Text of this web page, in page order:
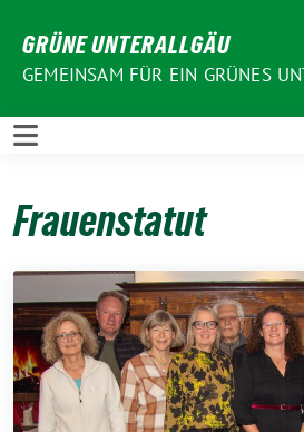
zum
Inhalt
GRÜNE UNTERALLGÄU
GEMEINSAM FÜR EIN GRÜNES
Frauenstatut